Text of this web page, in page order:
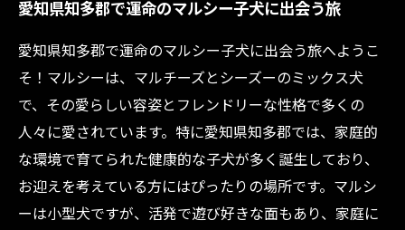
愛知県でのマルシー子犬お迎え成功ストーリー
マルシーと共に過ごす幸せな日々の始まり
愛知県知多郡で運命のマルシー子犬に出会う旅
愛知県知多郡で運命のマルシー子犬に出会う旅へようこ
そ！マルシーは、マルチーズとシーズーのミックス犬
で、その愛らしい容姿とフレンドリーな性格で多くの
人々に愛されています。特に愛知県知多郡では、家庭的
な環境で育てられた健康的な子犬が多く誕生しており、
お迎えを考えている方にはぴったりの場所です。マルシ
ーは小型犬ですが、活発で遊び好きな面もあり、家庭に